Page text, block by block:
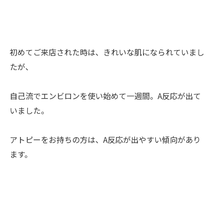
初めてご来店された時は、きれいな肌になられていまし
たが、
自己流でエンビロンを使い始めて一週間。A反応が出て
いました。
アトピーをお持ちの方は、A反応が出やすい傾向があり
ます。